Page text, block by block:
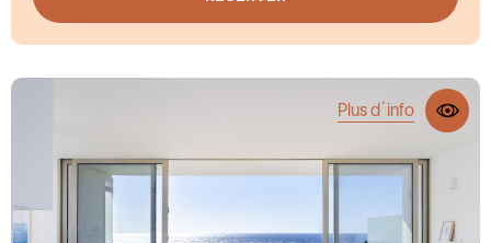
gamme, cuisine entièrement équipée et ustensiles
Plus d´info